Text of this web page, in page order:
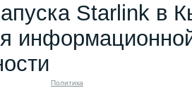
Starlink в
Политика